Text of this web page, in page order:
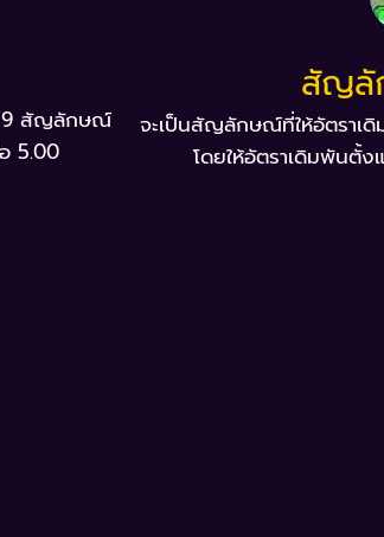
9 สัญลักษณ์
5.00
สัญลั
จะเป็นสัญลักษณ์ที่ให้อัตรา
โดยให้อัตราเดิมพันตั้